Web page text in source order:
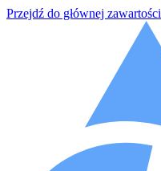
Przejdź do głównej zawartości